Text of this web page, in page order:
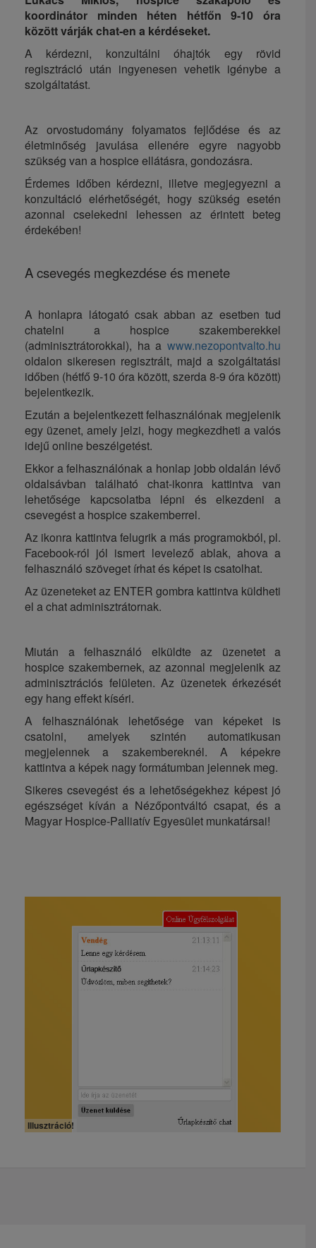
koordinátor minden héten hétfőn 9-10 óra
között várják chat-en a kérdéseket.
A kérdezni, konzultálni óhajtók egy rövid
regisztráció után ingyenesen vehetik igénybe a
szolgáltatást.
Az orvostudomány folyamatos fejlődése és az
életminőség javulása ellenére egyre nagyobb
szükség van a hospice ellátásra, gondozásra.
Érdemes időben kérdezni, illetve megjegyezni a
konzultáció elérhetőségét, hogy szükség esetén
azonnal cselekedni lehessen az érintett beteg
érdekében!
A csevegés megkezdése és menete
A honlapra látogató csak abban az esetben tud
chatelni a hospice szakemberekkel
(adminisztrátorokkal), ha a www.nezopontvalto.hu
oldalon sikeresen regisztrált, majd a szolgáltatási
időben (hétfő 9-10 óra között, szerda 8-9 óra között)
bejelentkezik.
Ezután a bejelentkezett felhasználónak megjelenik
egy üzenet, amely jelzi, hogy megkezdheti a valós
idejű online beszélgetést.
Ekkor a felhasználónak a honlap jobb oldalán lévő
oldalsávban található chat-ikonra kattintva van
lehetősége kapcsolatba lépni és elkezdeni a
csevegést a hospice szakemberrel.
Az ikonra kattintva felugrik a más programokból, pl.
Facebook-ról jól ismert levelező ablak, ahova a
felhasználó szöveget írhat és képet is csatolhat.
Az üzeneteket az ENTER gombra kattintva küldheti
el a chat adminisztrátornak.
Miután a felhasználó elküldte az üzenetet a
hospice szakembernek, az azonnal megjelenik az
adminisztrációs felületen. Az üzenetek érkezését
egy hang effekt kíséri.
A felhasználónak lehetősége van képeket is
csatolni, amelyek szintén automatikusan
megjelennek a szakembereknél. A képekre
kattintva a képek nagy formátumban jelennek meg.
Sikeres csevegést és a lehetőségekhez képest jó
egészséget kíván a Nézőpontváltó csapat, és a
Magyar Hospice-Palliatív Egyesület munkatársai!
Illusztráció!